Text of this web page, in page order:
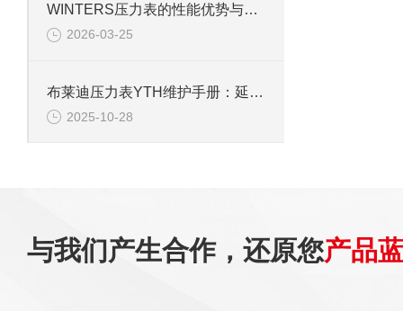
WINTERS压力表的性能优势与行业适配性解析
2026-03-25
布莱迪压力表YTH维护手册：延长使用寿命的校准与保养技巧
2025-10-28
与我们产生合作，还原您产品